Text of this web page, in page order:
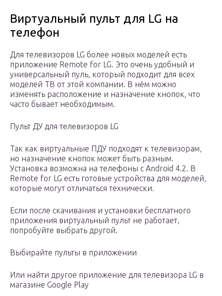
Виртуальный пульт для LG на
телефон
Для телевизоров LG более новых моделей есть
приложение Remote for LG. Это очень удобный и
универсальный пуль, который подходит для всех
моделей ТВ от этой компании. В нём можно
изменять расположение и назначение кнопок, что
часто бывает необходимым.
Пульт ДУ для телевизоров LG
Так как виртуальные ПДУ подходят к телевизорам,
но назначение кнопок может быть разным.
Установка возможна на телефоны с Android 4.2. В
Remote for LG есть готовые устройства для моделей,
которые могут отличаться технически.
Если после скачивания и установки бесплатного
приложения виртуальный пульт не работает,
попробуйте выбрать другой.
Выбирайте пульты в приложении
Или найти другое приложение для телевизора LG в
магазине Google Play